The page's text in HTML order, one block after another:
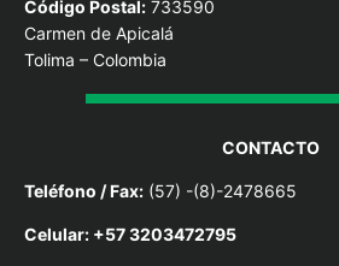
Código Postal: 733590
Carmen de Apicalá
Tolima – Colombia
CONTACTO
Teléfono / Fax: (57) -(8)-2478665
Celular: +57 3203472795